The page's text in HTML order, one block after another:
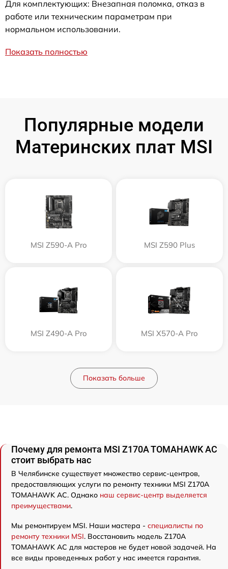
Для комплектующих: Внезапная поломка, отказ в
работе или техническим параметрам при
нормальном использовании.
Показать полностью
Популярные модели
Материнских плат MSI
MSI Z590-A Pro MSI Z590 Plus
MSI Z490-A Pro MSI X570-A Pro
Показать больше
Почему для ремонта MSI Z170A TOMAHAWK AC
стоит выбрать нас
В Челябинске существует множество сервис-центров,
предоставляющих услуги по ремонту техники MSI Z170A
TOMAHAWK AC. Однако наш сервис-центр выделяется
преимуществами.
Мы ремонтируем MSI. Наши мастера - специалисты по
ремонту техники MSI. Восстановить модель Z170A
TOMAHAWK AC для мастеров не будет новой задачей. На
все виды проведенных работ у нас имеется гарантия.